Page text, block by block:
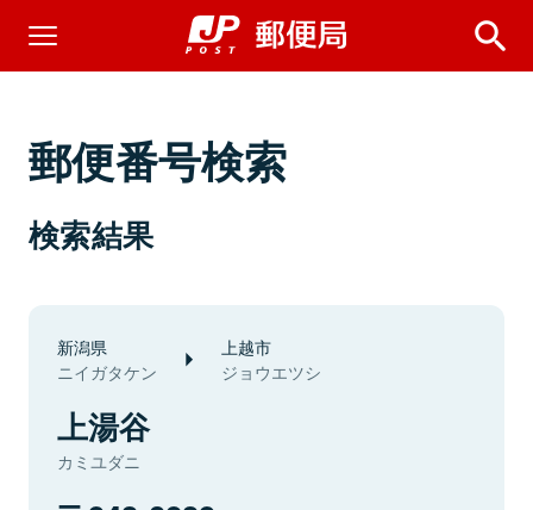
郵便番号検索
検索結果
新潟県
ニイガタケン
上越市
ジョウエツシ
上湯谷
カミユダニ